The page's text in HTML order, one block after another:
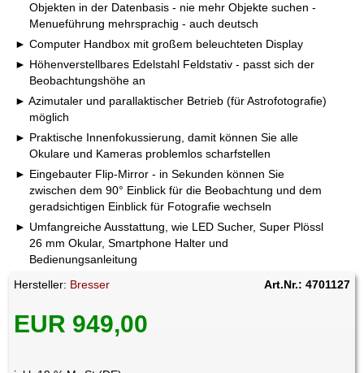
Objekten in der Datenbasis - nie mehr Objekte suchen -
Menueführung mehrsprachig - auch deutsch
Computer Handbox mit großem beleuchteten Display
Höhenverstellbares Edelstahl Feldstativ - passt sich der
Beobachtungshöhe an
Azimutaler und parallaktischer Betrieb (für Astrofotografie)
möglich
Praktische Innenfokussierung, damit können Sie alle
Okulare und Kameras problemlos scharfstellen
Eingebauter Flip-Mirror - in Sekunden können Sie
zwischen dem 90° Einblick für die Beobachtung und dem
geradsichtigen Einblick für Fotografie wechseln
Umfangreiche Ausstattung, wie LED Sucher, Super Plössl
26 mm Okular, Smartphone Halter und
Bedienungsanleitung
Hersteller: Bresser Art.Nr.: 4701127
EUR 949,00